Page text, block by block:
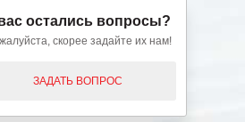
работе
остались вопросы?
скорее задайте их нам!
ЗАДАТЬ ВОПРОС